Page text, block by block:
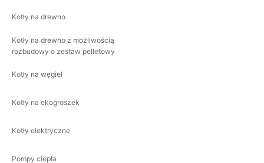
Kotły na drewno
Kotły na drewno z możliwością
rozbudowy o zestaw pelletowy
Kotły na węgiel
Kotły na ekogroszek
Kotły elektryczne
Pompy ciepła